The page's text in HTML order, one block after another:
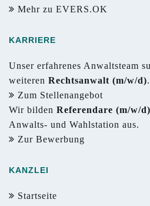
Mehr zu EVERS.OK
KARRIERE
Unser erfahrenes Anwaltsteam
weiteren Rechtsanwalt (m/w/d).
Zum Stellenangebot
Wir bilden Referendare (m/w/d)
Anwalts- und Wahlstation aus.
Zur Bewerbung
KANZLEI
Startseite